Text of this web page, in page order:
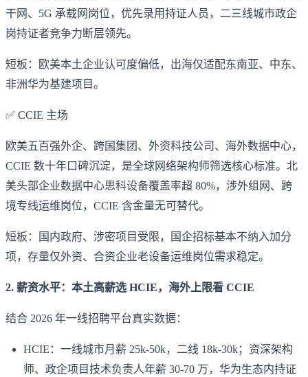
干网、5G 承载网岗位，优先录用持证人员，二三线城市政企
岗持证者竞争力断层领先。
短板：欧美本土企业认可度偏低，出海仅适配东南亚、中东、
非洲华为基建项目。
✅ CCIE 主场
欧美五百强外企、跨国集团、外资科技公司、海外数据中心，
CCIE 数十年口碑沉淀，是全球网络架构师筛选核心标准。北
美头部企业数据中心思科设备覆盖率超 80%，涉外组网、跨
境专线运维岗位，CCIE 含金量无可替代。
短板：国内政府、涉密项目受限，国企招标基本不纳入加分
项，存量仅外资、合资企业老设备运维岗位需求稳定。
2. 薪资水平：本土高薪选 HCIE，海外上限看 CCIE
结合 2026 年一线招聘平台真实数据：
HCIE：一线城市月薪 25k-50k，二线 18k-30k；资深架构
师、政企项目技术负责人年薪 30-70 万，华为生态内持证